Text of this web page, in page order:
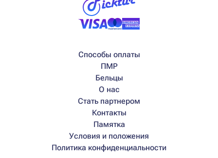
Способы оплаты
ПМР
Бельцы
О нас
Стать партнером
Контакты
Памятка
Условия и положения
Политика конфиденциальности